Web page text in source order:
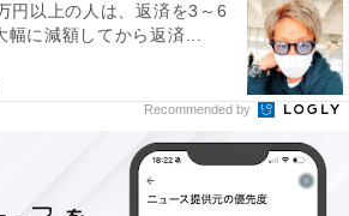
キレタスサンドは、シャキシャキ
チェダーチーズをサンドしたシン
チながらも年間を通して人気の商
得のランキングです。カロリーが
ロリーでヘルシーなメニューと
方に人気です。野菜のすりおろし
円以上の人は、返済を3～6
幅に減額してから返済...
Recommended by